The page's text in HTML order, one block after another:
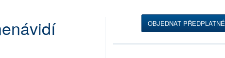
OBJEDNAT PŘEDPLATNÉ